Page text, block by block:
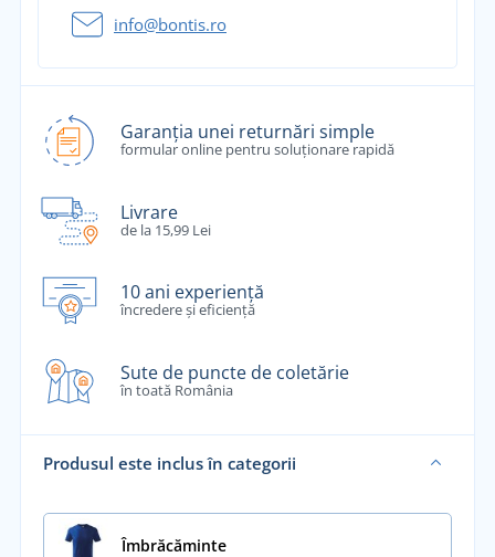
info@bontis.ro
Garanția unei returnări simple
formular online pentru soluționare rapidă
Livrare
de la 15,99 Lei
10 ani experiență
încredere și eficiență
Sute de puncte de coletărie
în toată România
Produsul este inclus în categorii
Îmbrăcăminte